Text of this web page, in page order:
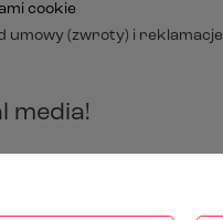
cookie
umowy (zwroty) i reklamacje
media!